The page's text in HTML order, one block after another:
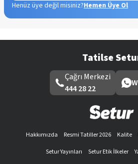
Henüz üye değil misiniz?Hemen Üye Ol
Tatilse
Çağrı Merkezi
444 28 22
Hakkımızda Resmi Tatiller 2026 Kalite
Setur Yayınları
Setur Etik İlkeler